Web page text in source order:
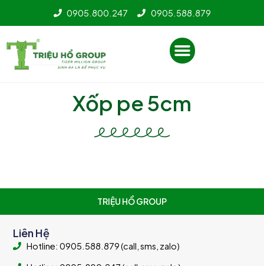
dung
0905.800.247 0905.588.879
Menu
Xốp pe 5cm
TRIỆU HỔ GROUP
Liên Hệ
Hotline: 0905.588.879 (call, sms, zalo)